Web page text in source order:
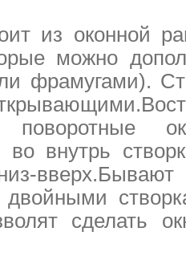
из оконной
можно
фрамугами).
поворотные
внутрь
сделать